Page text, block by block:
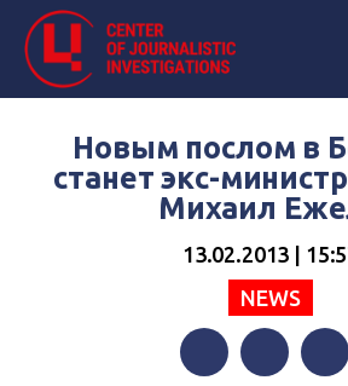
Новым послом в
станет экс-
Михаил
13.02.2013 |
NEWS